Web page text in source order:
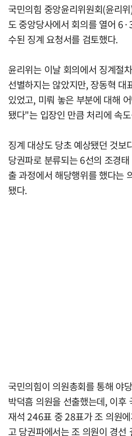
국민의힘 중앙윤리위원회(윤리
도 중앙당사에서 회의를 열어
수된 징계 요청서를 검토했다.
윤리위는 이날 회의에서 징계절
선별하지는 않았지만, 장동혁 대
있었고, 미뤄 놓은 부분에 대해
됐다"는 입장인 만큼 처리에 속
징계 대상도 당초 예상됐던 것보
당권파로 분류되는 6선의 조경
출 과정에서 해당행위를 했다는
됐다.
국민의힘이 의원총회를 통해 야
박덕흠 의원을 선출했는데, 이후
재석 246표 중 28표가 조 의원
고 당권파에서는 조 의원이 경선